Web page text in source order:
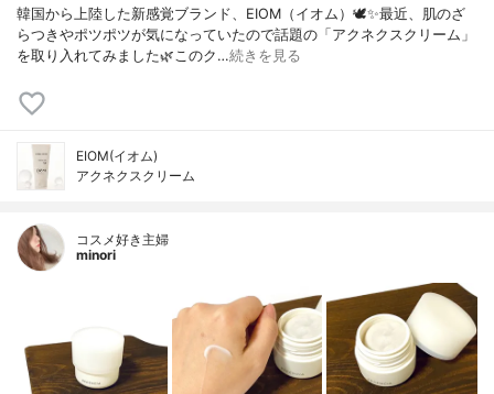
韓国から上陸した新感覚ブランド、EIOM（イオム）🕊️✨最近、肌のざ
らつきやポツポツが気になっていたので話題の「アクネクスクリーム」
を取り入れてみました🌿このク…続きを見る
EIOM(イオム)
アクネクスクリーム
コスメ好き主婦
minori